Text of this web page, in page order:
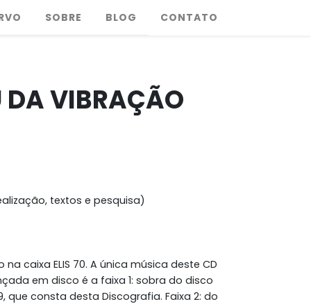
SOBRE BLOG CONTATO
DA VIBRAÇÃO
textos e pesquisa)
caixa ELIS 70. A única música deste CD
em disco é a faixa 1: sobra do disco
que consta desta Discografia. Faixa 2: do